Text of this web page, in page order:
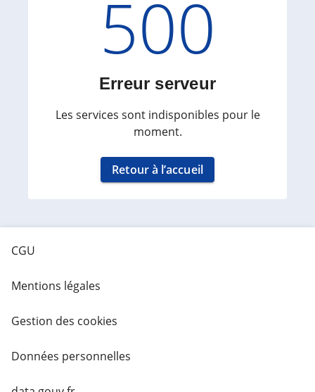
Code
500
Erreur serveur
Les services sont indisponibles pour le
moment.
Retour à l’accueil
CGU
Mentions légales
Gestion des cookies
Données personnelles